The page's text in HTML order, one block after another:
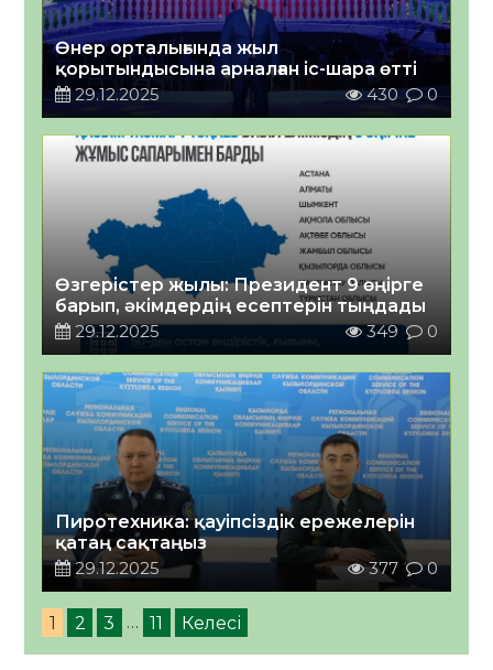
Өнер орталығында жыл
қорытындысына арналған іс-шара өтті
29.12.2025
430 0
Өзгерістер жылы: Президент 9 өңірге
барып, әкімдердің есептерін тыңдады
29.12.2025
349 0
Пиротехника: қауіпсіздік ережелерін
қатаң сақтаңыз
29.12.2025
377 0
1 2 3 … 11 Келесі